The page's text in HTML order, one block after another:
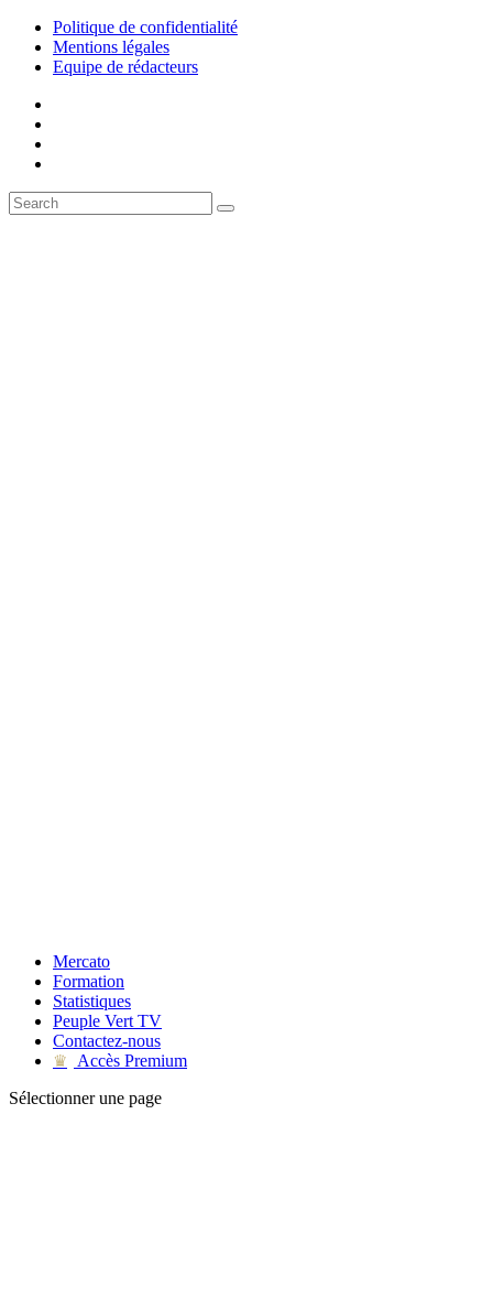
Politique de confidentialité
Mentions légales
Equipe de rédacteurs
Mercato
Formation
Statistiques
Peuple Vert TV
Contactez-nous
♛
Accès Premium
Sélectionner une page